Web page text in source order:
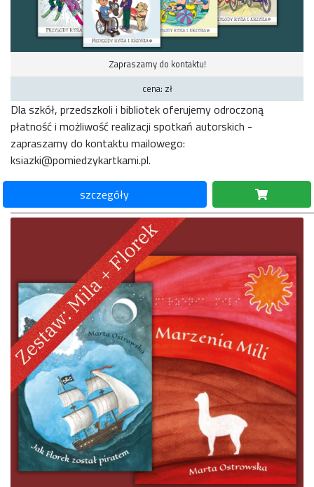
Zapraszamy do kontaktu!
cena: zł
Dla szkół, przedszkoli i bibliotek oferujemy odroczoną
płatność i możliwość realizacji spotkań autorskich -
zapraszamy do kontaktu mailowego:
ksiazki@pomiedzykartkami.pl.
szczegóły